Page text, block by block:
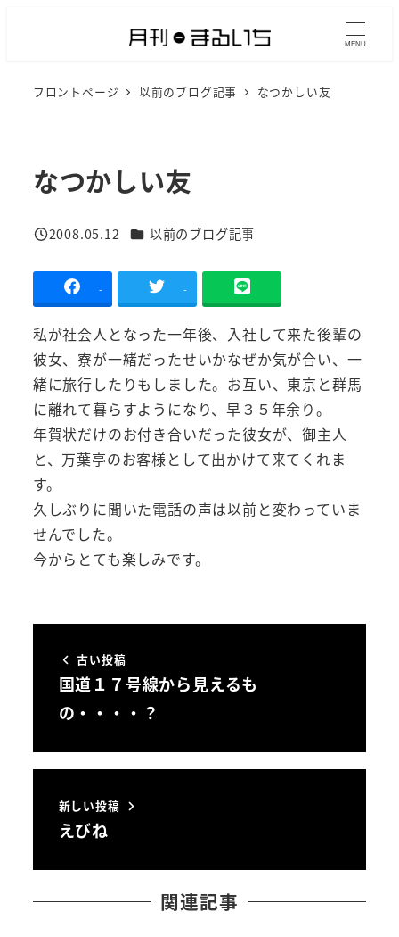
MENU
フロントページ 以前のブログ記事 なつかしい友
なつかしい友
投稿日
2008.05.12 カテゴリー
以前のブログ記事
- -
私が社会人となった一年後、入社して来た後輩の
彼女、寮が一緒だったせいかなぜか気が合い、一
緒に旅行したりもしました。お互い、東京と群馬
に離れて暮らすようになり、早３５年余り。
年賀状だけのお付き合いだった彼女が、御主人
と、万葉亭のお客様として出かけて来てくれま
す。
久しぶりに聞いた電話の声は以前と変わっていま
せんでした。
今からとても楽しみです。
古い投稿
国道１７号線から見えるも
の・・・・？
新しい投稿
えびね
関連記事